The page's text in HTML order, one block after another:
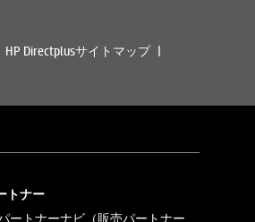
HP Directplusサイトマップ
トナー
ートナーナビ（販売パートナー